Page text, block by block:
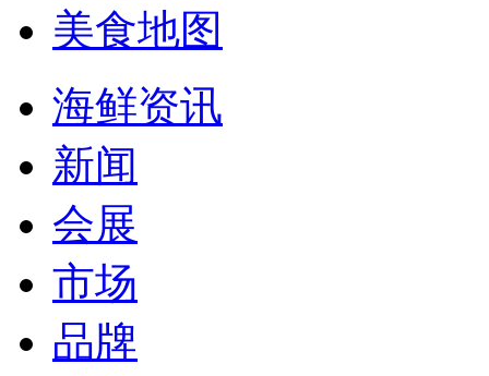
美食地图
海鲜资讯
新闻
会展
市场
品牌